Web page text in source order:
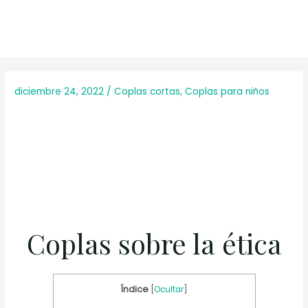
diciembre 24, 2022 /Coplas cortas,Coplas para niños
Coplas sobre la ética
Índice Ocultar